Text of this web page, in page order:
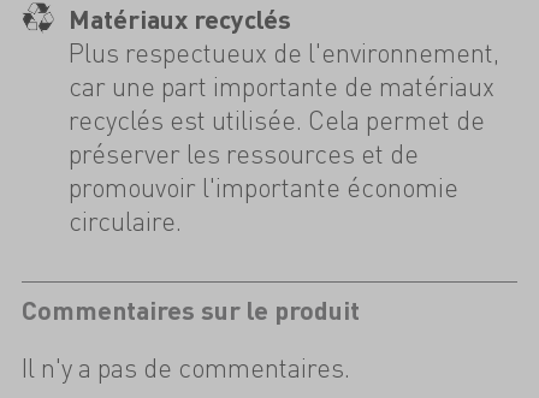
Matériaux recyclés
Plus respectueux de l'environnement,
car une part importante de matériaux
recyclés est utilisée. Cela permet de
préserver les ressources et de
promouvoir l'importante économie
circulaire.
Commentaires sur le produit
Il n'y a pas de commentaires.